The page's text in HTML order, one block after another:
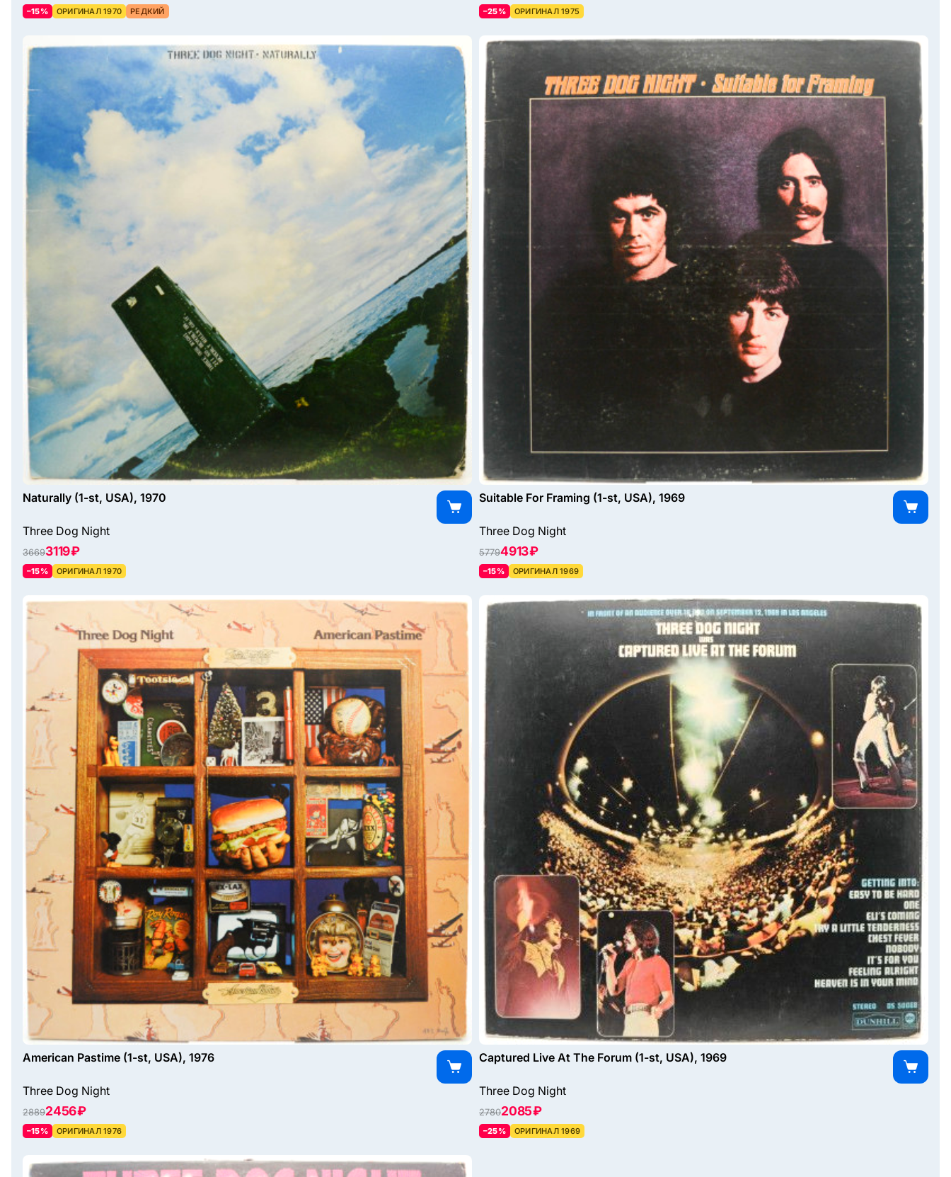
–15% ОРИГИНАЛ 1970 РЕДКИЙ –25% ОРИГИНАЛ 1975
Naturally (1-st, USA), 1970
Three Dog Night
36693119 ₽
–15% ОРИГИНАЛ 1970
Suitable For Framing (1-st, USA), 1969
Three Dog Night
57794913 ₽
–15% ОРИГИНАЛ 1969
American Pastime (1-st, USA), 1976
Three Dog Night
28892456 ₽
–15% ОРИГИНАЛ 1976
Captured Live At The Forum (1-st, USA), 1969
Three Dog Night
27802085 ₽
–25% ОРИГИНАЛ 1969